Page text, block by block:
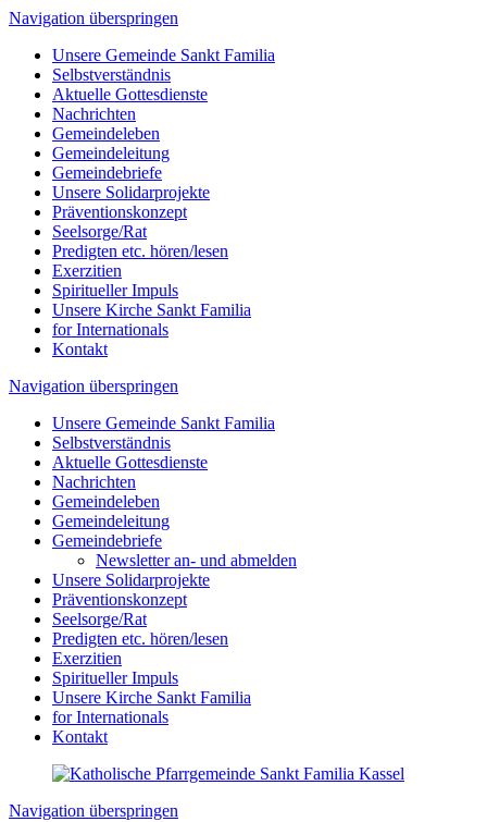
Navigation überspringen
Unsere Gemeinde Sankt Familia
Selbstverständnis
Aktuelle Gottesdienste
Nachrichten
Gemeindeleben
Gemeindeleitung
Gemeindebriefe
Unsere Solidarprojekte
Präventionskonzept
Seelsorge/Rat
Predigten etc. hören/lesen
Exerzitien
Spiritueller Impuls
Unsere Kirche Sankt Familia
for Internationals
Kontakt
Navigation überspringen
Unsere Gemeinde Sankt Familia
Selbstverständnis
Aktuelle Gottesdienste
Nachrichten
Gemeindeleben
Gemeindeleitung
Gemeindebriefe
Newsletter an- und abmelden
Unsere Solidarprojekte
Präventionskonzept
Seelsorge/Rat
Predigten etc. hören/lesen
Exerzitien
Spiritueller Impuls
Unsere Kirche Sankt Familia
for Internationals
Kontakt
Navigation überspringen